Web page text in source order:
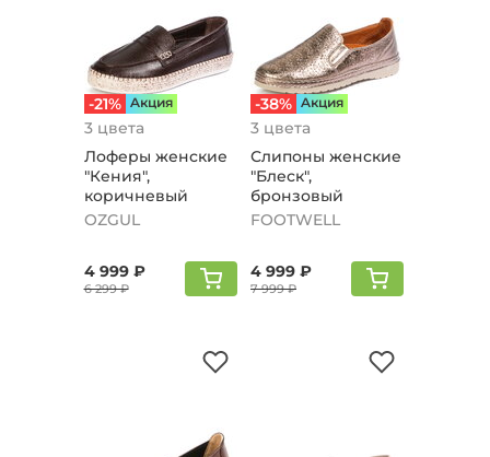
-21% Aкция
3 цвета
Лоферы женские
"Кения",
коричневый
OZGUL
4 999 ₽
6 299 ₽
-38% Aкция
3 цвета
Слипоны женские
"Блеск",
бронзовый
FOOTWELL
4 999 ₽
7 999 ₽